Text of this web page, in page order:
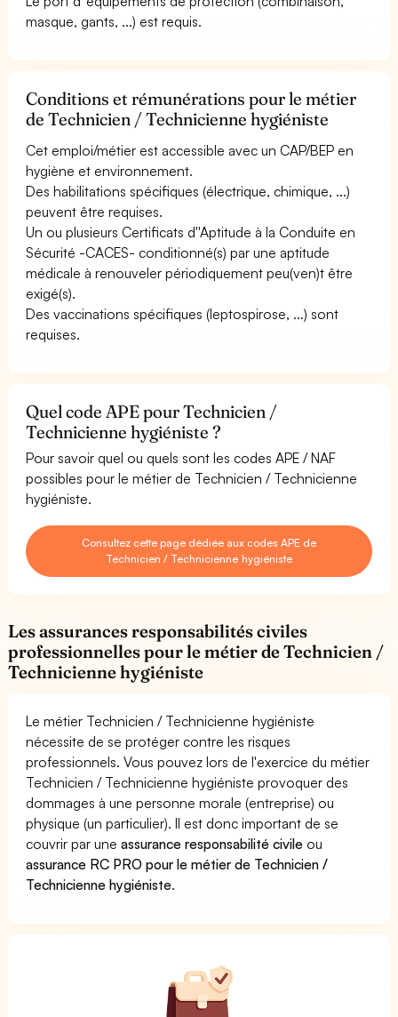
masque, gants, ...) est requis.
Conditions et rémunérations pour le métier
de Technicien / Technicienne hygiéniste
Cet emploi/métier est accessible avec un CAP/BEP en
hygiène et environnement.
Des habilitations spécifiques (électrique, chimique, ...)
peuvent être requises.
Un ou plusieurs Certificats d''Aptitude à la Conduite en
Sécurité -CACES- conditionné(s) par une aptitude
médicale à renouveler périodiquement peu(ven)t être
exigé(s).
Des vaccinations spécifiques (leptospirose, ...) sont
requises.
Quel code APE pour Technicien /
Technicienne hygiéniste ?
Pour savoir quel ou quels sont les codes APE / NAF
possibles pour le métier de Technicien / Technicienne
hygiéniste.
Consultez cette page dédiée aux codes APE de
Technicien / Technicienne hygiéniste
Les assurances responsabilités civiles
professionnelles pour le métier de Technicien /
Technicienne hygiéniste
Le métier Technicien / Technicienne hygiéniste
nécessite de se protéger contre les risques
professionnels. Vous pouvez lors de l'exercice du métier
Technicien / Technicienne hygiéniste provoquer des
dommages à une personne morale (entreprise) ou
physique (un particulier). Il est donc important de se
couvrir par uneassurance responsabilité civile ou
assurance RC PRO pour le métier de Technicien /
Technicienne hygiéniste.